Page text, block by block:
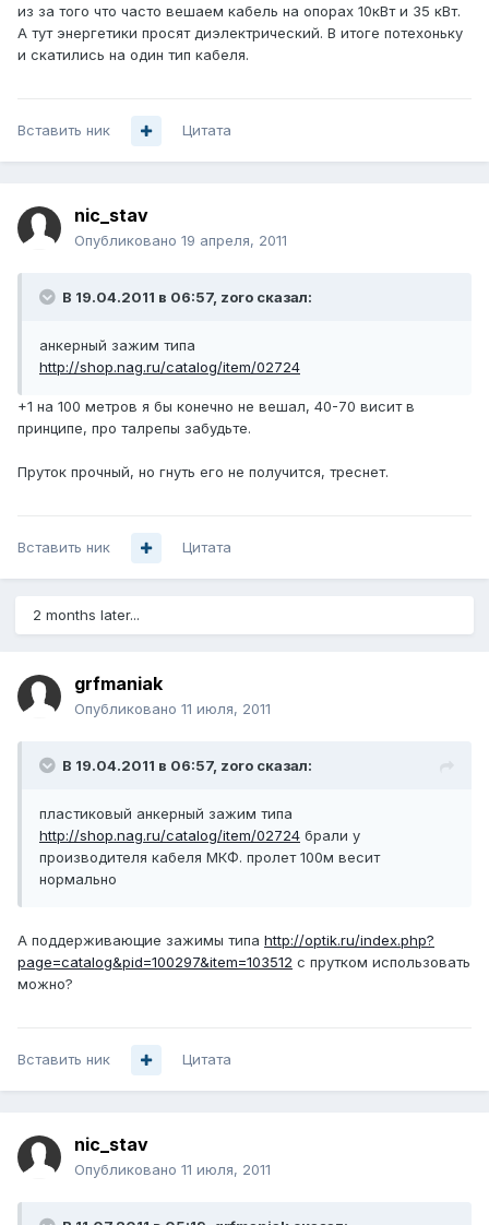
из за того что часто вешаем кабель на опорах 10кВт и 35 кВт.
А тут энергетики просят диэлектрический. В итоге потехоньку
и скатились на один тип кабеля.
Вставить ник Цитата
nic_stav
Опубликовано 19 апреля, 2011
В 19.04.2011 в 06:57, zoro сказал:
анкерный зажим типа
http://shop.nag.ru/catalog/item/02724
+1 на 100 метров я бы конечно не вешал, 40-70 висит в
принципе, про талрепы забудьте.
Пруток прочный, но гнуть его не получится, треснет.
Вставить ник Цитата
2 months later...
grfmaniak
Опубликовано 11 июля, 2011
В 19.04.2011 в 06:57, zoro сказал:
пластиковый анкерный зажим типа
http://shop.nag.ru/catalog/item/02724 брали у
производителя кабеля МКФ. пролет 100м весит
нормально
А поддерживающие зажимы типа http://optik.ru/index.php?
page=catalog&pid=100297&item=103512 с прутком использовать
можно?
Вставить ник Цитата
nic_stav
Опубликовано 11 июля, 2011